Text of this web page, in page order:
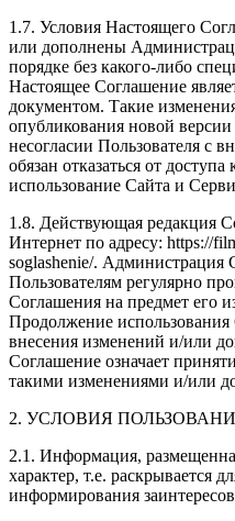
1.7. Условия Настоящего
или дополнены
порядке без какого-либо
Настоящее Соглашение
документом. Такие
опубликования новой
несогласии Пользователя с
обязан отказаться от
использование Сайта и
1.8. Действующая редакция
Интернет по адресу: https://
soglashenie/. Администрация
Пользователям регулярно
Соглашения на предмет его
Продолжение использования
внесения изменений и/или
Соглашение означает
такими изменениями и/или
2. УСЛОВИЯ
2.1. Информация,
характер, т.е. раскрывается
информирования